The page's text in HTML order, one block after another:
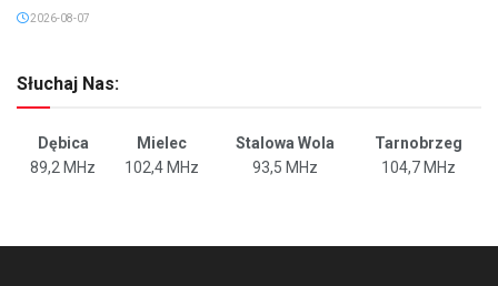
2026-08-07
Słuchaj Nas:
Dębica Mielec Stalowa Wola
Tarnobrzeg
89,2 MHz
102,4 MHz 93,5 MHz 104,7 MHz